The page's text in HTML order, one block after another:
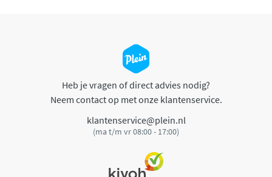
Heb je vragen of direct advies nodig?
Neem contact op met onze klantenservice.
klantenservice@plein.nl
(ma t/m vr 08:00 - 17:00)